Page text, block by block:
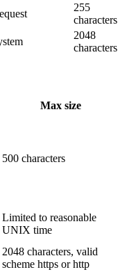
255
characters
2048
characters
Max size
500 characters
Limited to reasonable
UNIX time
2048 characters, valid
scheme https or http